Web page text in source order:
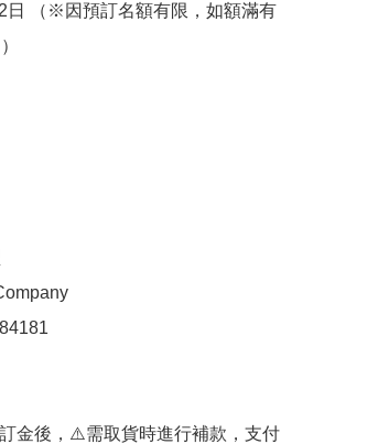
日 （※因預訂名額有限，如額滿有
金後，⚠️需取貨時進行補款，支付